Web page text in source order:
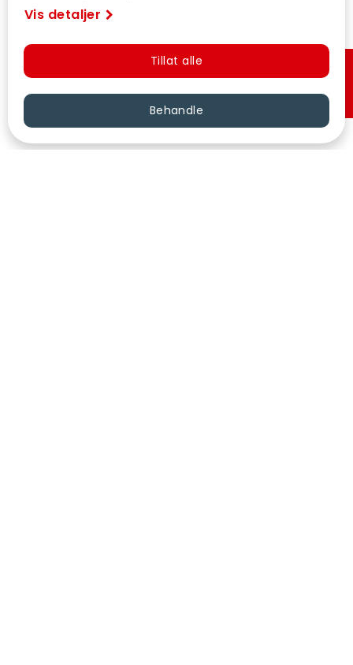
Vis detaljer
Tillat alle
Behandle Hurtigkjøp